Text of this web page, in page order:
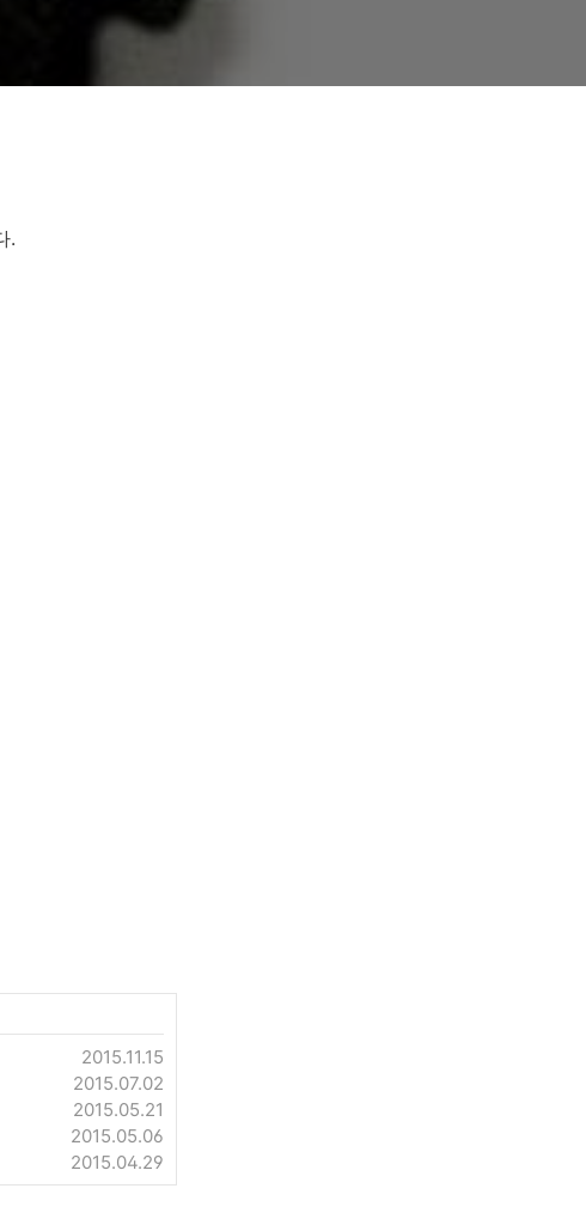
.
2015.11.15
2015.07.02
2015.05.21
2015.05.06
2015.04.29